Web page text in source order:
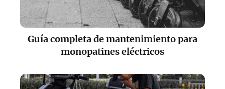
Guía completa de mantenimiento para
monopatines eléctricos